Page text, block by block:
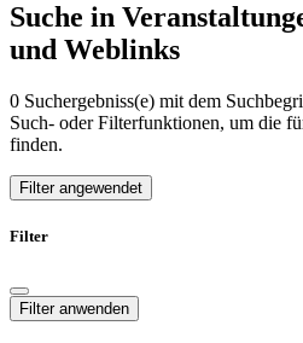
Suche in
und Weblinks
0 Suchergebniss(e) mit dem
Such- oder Filterfunktionen, um die
finden.
Filter angewendet
Filter